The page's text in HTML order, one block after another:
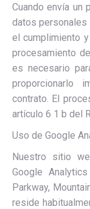
Cuando envía un
datos personales
el cumplimiento
procesamiento
es necesario
proporcionarlo
contrato. El
artículo 6 1 b del
Uso de Google
Nuestro sitio
Google
Parkway,
reside